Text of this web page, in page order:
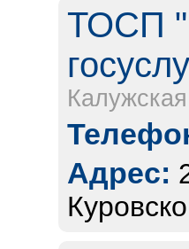
ТОСП
Адрес: